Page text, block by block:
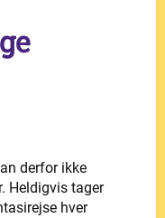
derfor ikke
Heldigvis tager
hver